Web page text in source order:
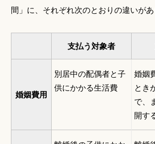
間」に、それぞれ次のとおりの違いがあ
支払う対象者
婚姻費用
別居中の配偶者と子
供にかかる生活費
婚姻
とき
で、
開す